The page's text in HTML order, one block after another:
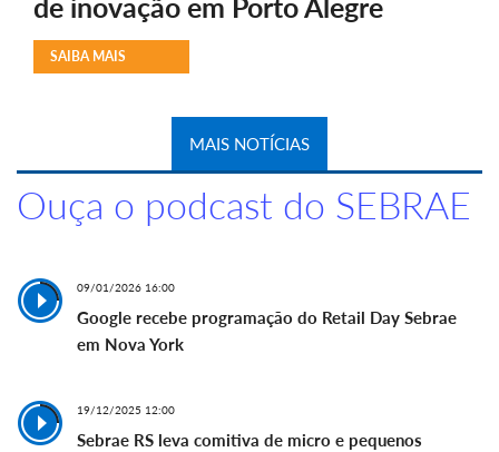
de inovação em Porto Alegre
SAIBA MAIS
MAIS NOTÍCIAS
Ouça o podcast do SEBRAE
09/01/2026 16:00
Google recebe programação do Retail Day Sebrae
em Nova York
19/12/2025 12:00
Sebrae RS leva comitiva de micro e pequenos